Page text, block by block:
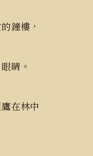
鐘樓，
睛。
在林中